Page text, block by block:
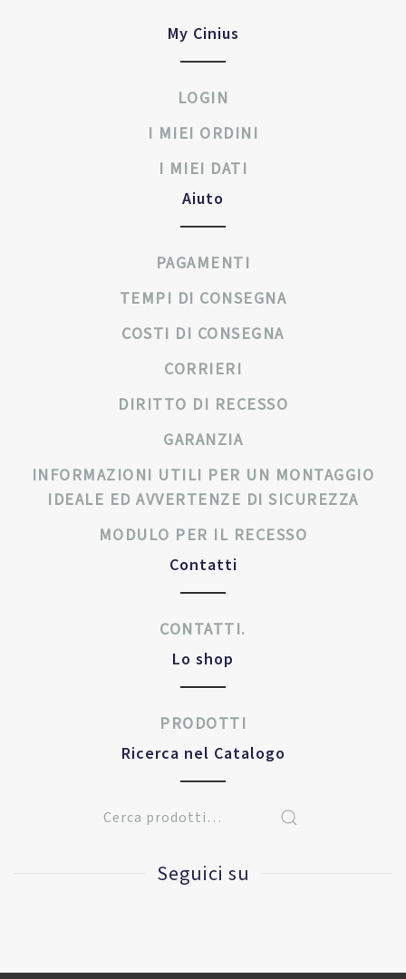
My Cinius
LOGIN
I MIEI ORDINI
I MIEI DATI
Aiuto
PAGAMENTI
TEMPI DI CONSEGNA
COSTI DI CONSEGNA
CORRIERI
DIRITTO DI RECESSO
GARANZIA
INFORMAZIONI UTILI PER UN MONTAGGIO
IDEALE ED AVVERTENZE DI SICUREZZA
MODULO PER IL RECESSO
Contatti
CONTATTI.
Lo shop
PRODOTTI
Ricerca nel Catalogo
Seguici su